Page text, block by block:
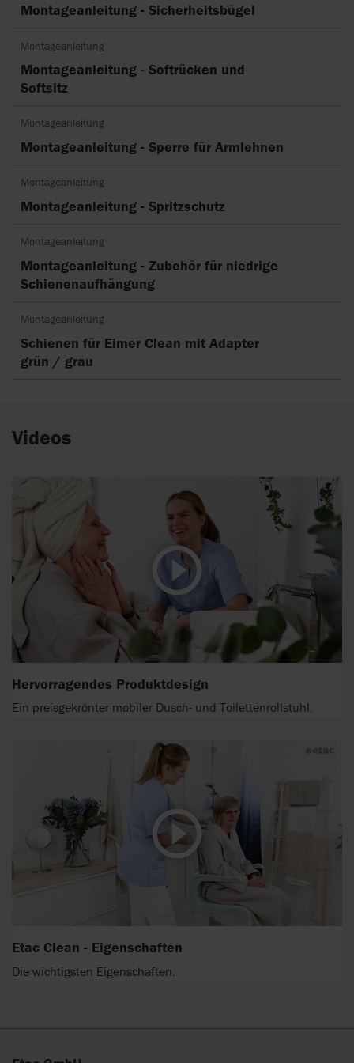
Montageanleitung - Sicherheitsbügel
Montageanleitung
Montageanleitung - Softrücken und
Softsitz
Montageanleitung
Montageanleitung - Sperre für Armlehnen
Montageanleitung
Montageanleitung - Spritzschutz
Montageanleitung
Montageanleitung - Zubehör für niedrige
Schienenaufhängung
Montageanleitung
Schienen für Eimer Clean mit Adapter
grün / grau
Videos
Hervorragendes Produktdesign
Ein preisgekrönter mobiler Dusch- und Toilettenrollstuhl.
Etac Clean - Eigenschaften
Die wichtigsten Eigenschaften.